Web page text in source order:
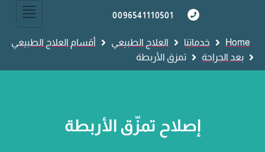
0096541110501
Home خدماتنا العلاج الطبيعي
أقسام العلاج الطبيعي
بعد الجراحة
تمزق الأربطة
إصلاح تمزّق الأربطة